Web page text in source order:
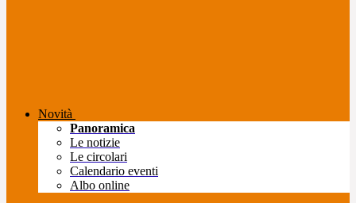
Novità
Panoramica
Le notizie
Le circolari
Calendario eventi
Albo online